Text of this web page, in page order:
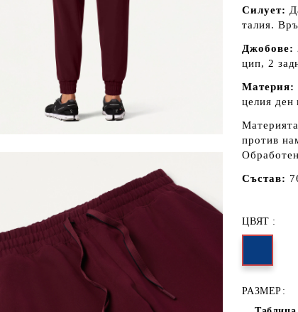
Силует:
талия.
Джобове:
цип, 2
Материя:
целия ден
против
Състав:
ЦВЯТ :
РАЗМЕР: